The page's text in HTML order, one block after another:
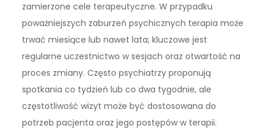
zamierzone cele terapeutyczne. W przypadku
poważniejszych zaburzeń psychicznych terapia może
trwać miesiące lub nawet lata; kluczowe jest
regularne uczestnictwo w sesjach oraz otwartość na
proces zmiany. Często psychiatrzy proponują
spotkania co tydzień lub co dwa tygodnie, ale
częstotliwość wizyt może być dostosowana do
potrzeb pacjenta oraz jego postępów w terapii.